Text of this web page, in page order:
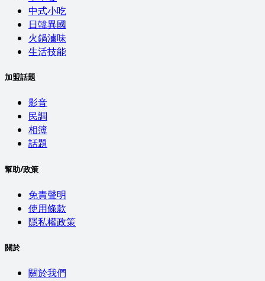
中式小吃
日韓異國
火鍋滷味
生活技能
加盟話題
影音
民調
相簿
話題
幫助/政策
免責聲明
使用條款
隱私權政策
關於
關於我們